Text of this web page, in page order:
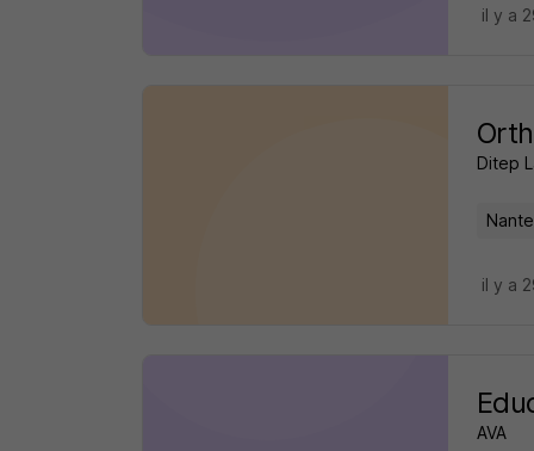
il y a
Ditep
il y a
AVA